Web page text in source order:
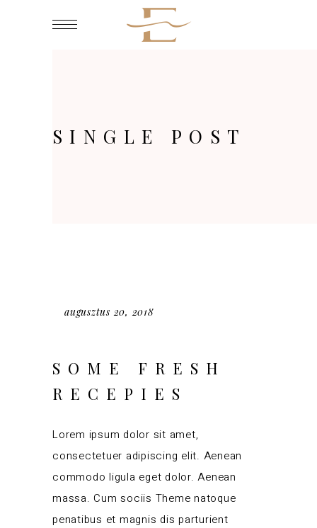
SINGLE POST
augusztus 20, 2018
SOME FRESH
RECEPIES
Lorem ipsum dolor sit amet,
consectetuer adipiscing elit. Aenean
commodo ligula eget dolor. Aenean
massa. Cum sociis Theme natoque
penatibus et magnis dis parturient